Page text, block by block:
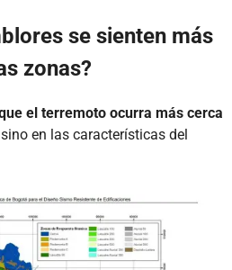
se sienten más
zonas?
el terremoto ocurra más cerca
sino en las características del